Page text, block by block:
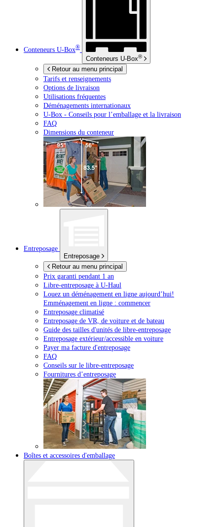
Conteneurs U-Box®
Conteneurs U-Box®
Retour au menu principal
Tarifs et renseignements
Options de livraison
Utilisations fréquentes
Déménagements internationaux
U-Box - Conseils pour l’emballage et la livraison
FAQ
Dimensions du conteneur
Entreposage
Entreposage
Retour au menu principal
Prix garanti pendant 1 an
Libre-entreposage à U-Haul
Louez un déménagement en ligne aujourd’hui!
Emménagement en ligne : commencer
Entreposage climatisé
Entreposage de VR, de voiture et de bateau
Guide des tailles d'unités de libre-entreposage
Entreposage extérieur/accessible en voiture
Payer ma facture d'entreposage
FAQ
Conseils sur le libre-entreposage
Fournitures d’entreposage
Boîtes et accessoires d'emballage